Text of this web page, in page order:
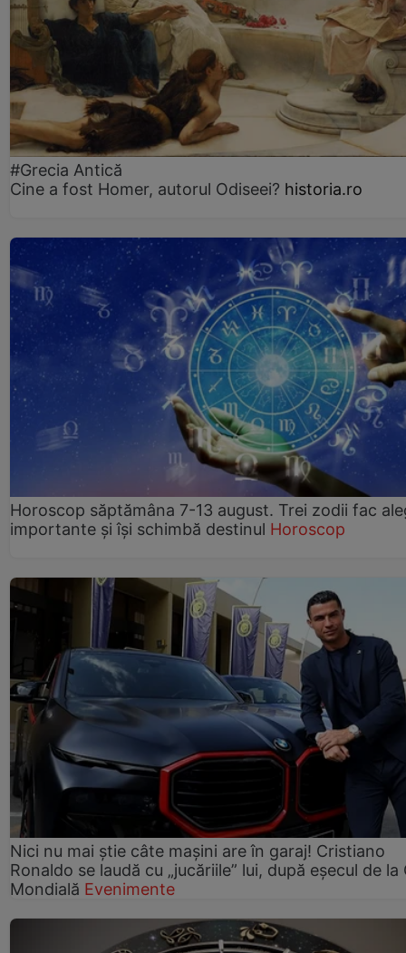
#Grecia Antică
Cine a fost Homer, autorul Odiseei? historia.ro
Horoscop săptămâna 7-13 august. Trei zodii fac
importante și își schimbă destinul Horoscop
Nici nu mai știe câte mașini are în garaj! Cristiano
Ronaldo se laudă cu „jucăriile” lui, după eșecul de la
Mondială Evenimente